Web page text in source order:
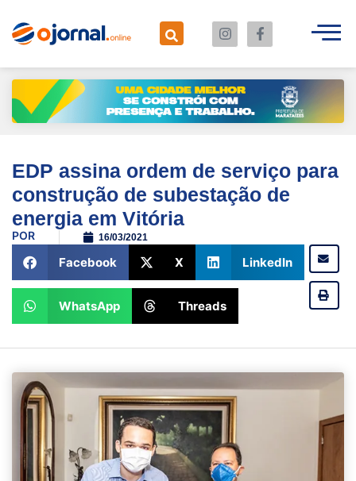
EDP assina ordem de serviço para
construção de subestação de
energia em Vitória
POR 16/03/2021
Facebook X LinkedIn
WhatsApp Threads